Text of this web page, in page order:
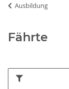
Ausbildung
Fährte